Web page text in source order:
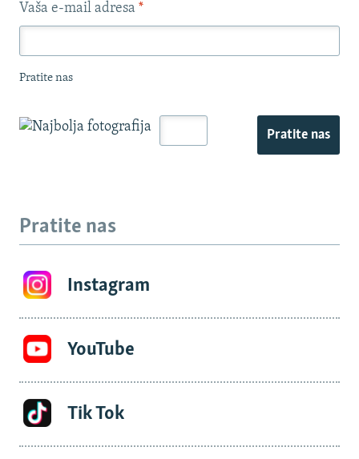
Vaša e-mail adresa *
Pratite nas
Pratite nas
Pratite nas
Instagram
YouTube
Tik Tok